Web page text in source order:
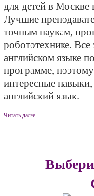
для детей в
Лучшие
точным наукам,
робототехнике. Все
английском языке
программе,
интересные
английский язык.
Читать далее...